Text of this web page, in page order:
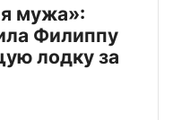
мужа»:
Филиппу
лодку за